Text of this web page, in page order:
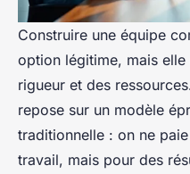
Construire une équipe
option légitime, mais
rigueur et des
repose sur un modèle
traditionnelle : on ne
travail, mais pour des